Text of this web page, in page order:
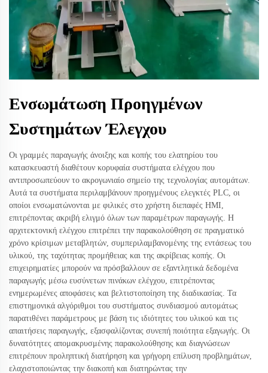
Ενσωμάτωση Προηγμένων
Συστημάτων Έλεγχου
Οι γραμμές παραγωγής άνοιξης και κοπής του ελατηρίου του
κατασκευαστή διαθέτουν κορυφαία συστήματα ελέγχου που
αντιπροσωπεύουν το ακρογωνιαίο σημείο της τεχνολογίας αυτομάτων.
Αυτά τα συστήματα περιλαμβάνουν προηγμένους ελεγκτές PLC, οι
οποίοι ενσωματώνονται με φιλικές στο χρήστη διεπαφές HMI,
επιτρέποντας ακριβή ελιγμό όλων των παραμέτρων παραγωγής. Η
αρχιτεκτονική ελέγχου επιτρέπει την παρακολούθηση σε πραγματικό
χρόνο κρίσιμων μεταβλητών, συμπεριλαμβανομένης της εντάσεως του
υλικού, της ταχύτητας προμήθειας και της ακρίβειας κοπής. Οι
επιχειρηματίες μπορούν να πρόσβαλλουν σε εξαντλητικά δεδομένα
παραγωγής μέσω ευσύνετων πινάκων ελέγχου, επιτρέποντας
ενημερωμένες αποφάσεις και βελτιστοποίηση της διαδικασίας. Τα
επιστημονικά αλγόριθμοι του συστήματος συνδιασμού αυτομάτως
παρατιθένει παράμετρους με βάση τις ιδιότητες του υλικού και τις
απαιτήσεις παραγωγής, εξασφαλίζοντας συνεπή ποιότητα εξαγωγής. Οι
δυνατότητες απομακρυσμένης παρακολούθησης και διαγνώσεων
επιτρέπουν προληπτική διατήρηση και γρήγορη επίλυση προβλημάτων,
ελαχιστοποιώντας την διακοπή και διατηρώντας την